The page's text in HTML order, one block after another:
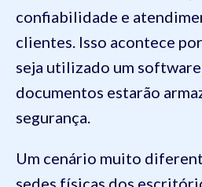
confiabilidade e
clientes. Isso acontece
seja utilizado um
documentos estarão
segurança.
Um cenário muito
sedes físicas dos